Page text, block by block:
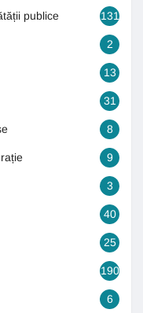
publice 131
2
13
31
8
9
3
40
25
190
6